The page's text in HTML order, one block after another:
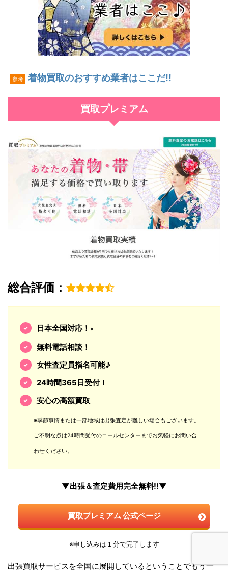
参考 着物買取のおすすめ業者はここだ!!
買取プレミアム
総合評価：
日本全国対応！ ※
無料電話相談！
女性査定員指名可能♪
24時間365日受付！
安心の高額買取
※季節事情または一部地域は出張査定が難しい場合もございます。
ご不明な点は24時間受付のコールセンターまでお気軽にお問い合
わせください。
▼出張＆査定費用完全無料!!▼
買取プレミアム 公式ページ
※申し込みは１分で完了します
出張買取サービスを全国に展開しているということでもう一